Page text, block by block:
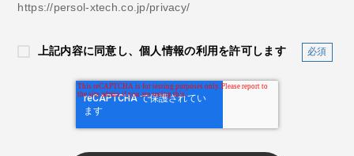
https://persol-xtech.co.jp/privacy/
上記内容に同意し、個人情報の利用を許可します